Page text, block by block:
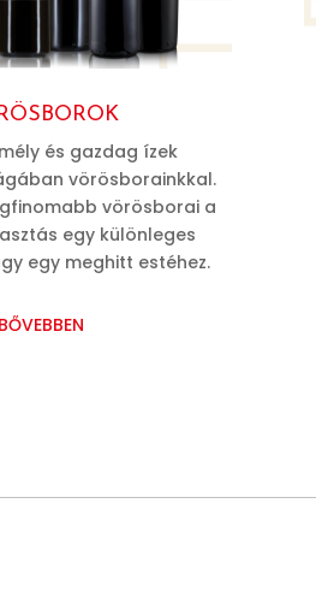
és gazdag ízek
vörösborainkkal.
vörösborai a
egy különleges
egy meghitt estéhez.
BŐVEBBEN